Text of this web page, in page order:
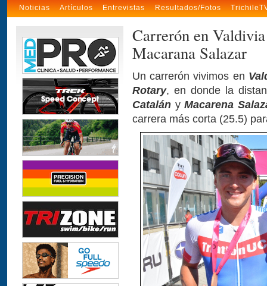
Noticias Artículos Entrevistas Resultados/Fotos
Carrerón en
Macarana Salazar
Un carrerón vivimos en
Rotary, en donde la
Catalán yMacarena
carrera más corta (25.5)